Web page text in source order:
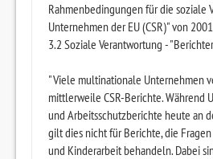
Rahmenbedingungen für die soziale
Unternehmen der EU (CSR)" von
3.2 Soziale Verantwortung -
"Viele multinationale Unternehmen
mittlerweile CSR-Berichte. Während
und Arbeitsschutzberichte heute an
gilt dies nicht für Berichte, die
und Kinderarbeit behandeln. Dabei